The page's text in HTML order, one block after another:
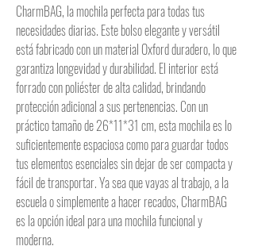
CharmBAG, la mochila perfecta para todas tus
necesidades diarias. Este bolso elegante y versátil
está fabricado con un material Oxford duradero, lo que
garantiza longevidad y durabilidad. El interior está
forrado con poliéster de alta calidad, brindando
protección adicional a sus pertenencias. Con un
práctico tamaño de 26*11*31 cm, esta mochila es lo
suficientemente espaciosa como para guardar todos
tus elementos esenciales sin dejar de ser compacta y
fácil de transportar. Ya sea que vayas al trabajo, a la
escuela o simplemente a hacer recados, CharmBAG
es la opción ideal para una mochila funcional y
moderna.